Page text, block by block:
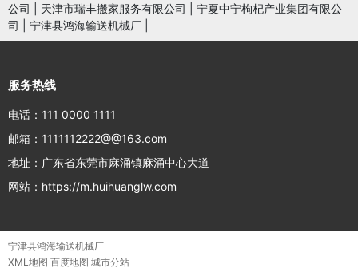
公司
天津市瑞丰搬家服务有限公司
宁夏中宁枸杞产业集团有限公
司
宁津县鸿海输送机械厂
服务热线
电话：111 0000 1111
邮箱：1111112222@@163.com
地址：广东省东莞市麻涌镇麻涌中心大道
网站：https://m.huihuanglw.com
宁津县鸿海输送机械厂
XML地图 百度地图 城市分站